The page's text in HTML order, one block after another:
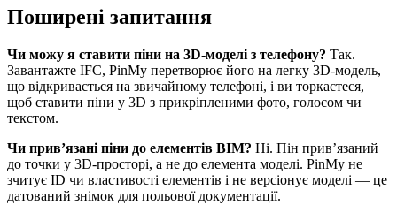
Поширені запитання
Чи можу я ставити піни на 3D-моделі з телефону? Так.
Завантажте IFC, PinMy перетворює його на легку 3D-модель,
що відкривається на звичайному телефоні, і ви торкаєтеся,
щоб ставити піни у 3D з прикріпленими фото, голосом чи
текстом.
Чи прив’язані піни до елементів BIM? Ні. Пін прив’язаний
до точки у 3D-просторі, а не до елемента моделі. PinMy не
зчитує ID чи властивості елементів і не версіонує моделі — це
датований знімок для польової документації.